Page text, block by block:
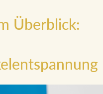
Überblick: